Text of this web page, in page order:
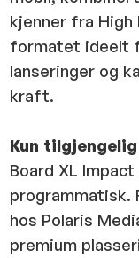
kjenner fra
formatet ideelt
lanseringer og
kraft.
Kun
Board XL
programmatisk.
hos Polaris
premium